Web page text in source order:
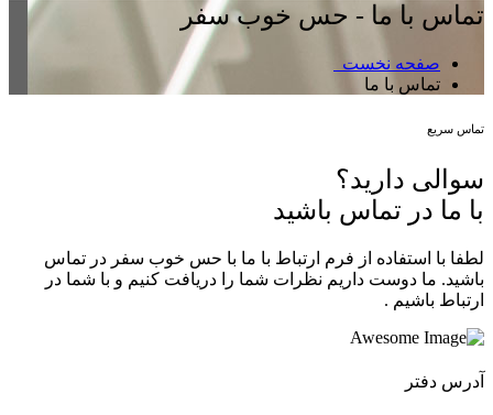
تماس با ما - حس خوب سفر
صفحه نخست
تماس با ما
تماس سریع
سوالی دارید؟
با ما در تماس باشید
لطفا با استفاده از فرم ارتباط با ما با حس خوب سفر در تماس
باشید. ما دوست داریم نظرات شما را دریافت کنیم و با شما در
ارتباط باشیم .
آدرس دفتر